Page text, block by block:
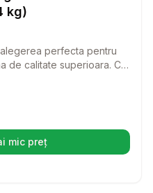
kg)
perfecta pentru
de calitate superioara. Cu
si energie in viata
mic preț
deschide într-o filă nouă)